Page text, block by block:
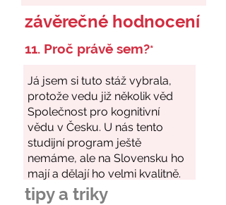
závěrečné hodnocení
11. Proč právě sem?*
tipy a triky